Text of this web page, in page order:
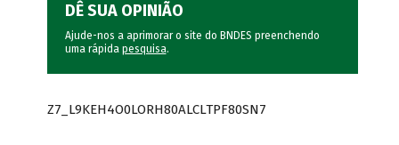
DÊ SUA OPINIÃO
Ajude-nos a aprimorar o site do BNDES preenchendo
uma rápida pesquisa.
Z7_L9KEH4O0LORH80ALCLTPF80SN7